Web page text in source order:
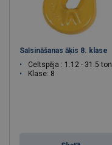
Saīsināšanas āķis 8. klase
Celtspēja : 1.12 - 31.5 tonnas
Klase: 8